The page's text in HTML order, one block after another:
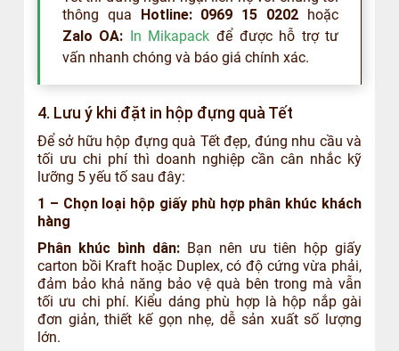
thông qua
Hotline: 0969 15 0202 hoặc
Zalo OA:
In Mikapack để được hỗ trợ tư
vấn nhanh chóng và báo giá chính xác.
4. Lưu ý khi đặt in hộp đựng quà Tết
Để sở hữu hộp đựng quà Tết đẹp, đúng nhu cầu và
tối ưu chi phí thì doanh nghiệp cần cân nhắc kỹ
lưỡng 5 yếu tố sau đây:
1 – Chọn loại hộp giấy phù hợp phân khúc khách
hàng
Phân khúc bình dân:Bạn nên ưu tiên hộp giấy
carton bồi Kraft hoặc Duplex, có độ cứng vừa phải,
đảm bảo khả năng bảo vệ quà bên trong mà vẫn
tối ưu chi phí. Kiểu dáng phù hợp là hộp nắp gài
đơn giản, thiết kế gọn nhẹ, dễ sản xuất số lượng
lớn.